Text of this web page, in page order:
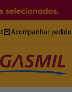
Acompanhar pedido